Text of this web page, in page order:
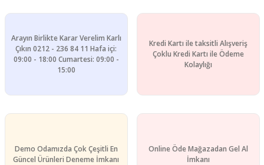
Arayın Birlikte Karar Verelim Karlı
Çıkın 0212 - 236 84 11 Hafa içi:
09:00 - 18:00 Cumartesi: 09:00 -
15:00
Kredi Kartı ile taksitli Alışveriş
Çoklu Kredi Kartı ile Ödeme
Kolaylığı
Demo Odamızda Çok Çeşitli En
Güncel Ürünleri Deneme İmkanı
Online Öde Mağazadan Gel Al
İmkanı